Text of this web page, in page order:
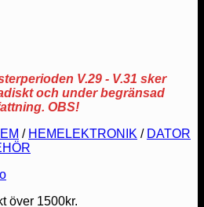
V.29 - V.31 sker
och under begränsad
OBS!
/ HEMELEKTRONIK / DATOR
över 1500kr.